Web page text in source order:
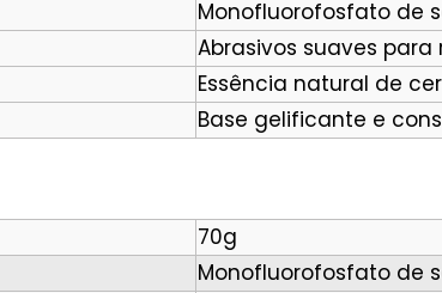
Monofluorofosfato de
Abrasivos suaves
Essência natural de
Base gelificante e
70g
Monofluorofosfato de